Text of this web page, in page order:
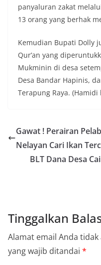
panyaluran zakat
13 orang yang berhak
Kemudian Bupati Dolly
Qur’an yang
Mukminin di desa
Desa Bandar Hapinis,
Terapung Raya. (Hamidi
Gawat ! Perairan
Nelayan Cari Ikan
BLT Dana Desa
Tinggalkan
Alamat email Anda
yang wajib ditandai *